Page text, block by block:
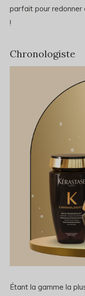
parfait pour redonner
!
Chronologiste
Étant la gamme la